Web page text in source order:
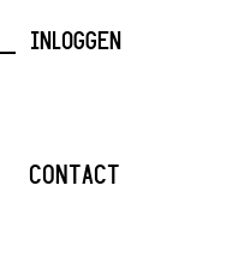
INLOGGEN
CONTACT